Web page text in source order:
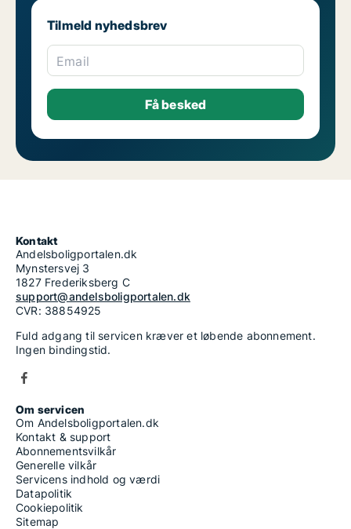
Tilmeld nyhedsbrev
Email
Kontakt
Andelsboligportalen.dk
Mynstersvej 3
1827 Frederiksberg C
support@andelsboligportalen.dk
CVR: 38854925
Fuld adgang til servicen kræver et løbende abonnement.
Ingen bindingstid.
Om servicen
Om Andelsboligportalen.dk
Kontakt & support
Abonnementsvilkår
Generelle vilkår
Servicens indhold og værdi
Datapolitik
Cookiepolitik
Sitemap